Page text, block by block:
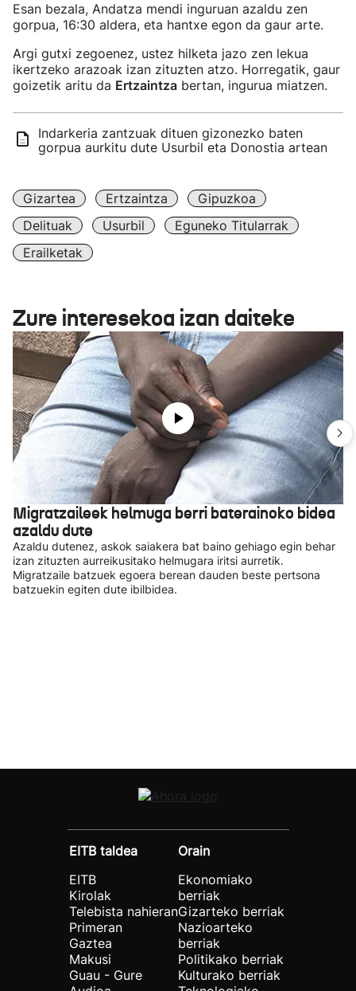
Esan bezala, Andatza mendi inguruan azaldu zen
gorpua, 16:30 aldera, eta hantxe egon da gaur arte.
Argi gutxi zegoenez, ustez hilketa jazo zen lekua
ikertzeko arazoak izan zituzten atzo. Horregatik, gaur
goizetik aritu da Ertzaintza bertan, ingurua miatzen.
Indarkeria zantzuak dituen gizonezko baten
gorpua aurkitu dute Usurbil eta Donostia artean
Gizartea Ertzaintza
Gipuzkoa
Delituak
Usurbil
Eguneko Titularrak
Erailketak
Zure interesekoa izan daiteke
Migratzaileek helmuga berri baterainoko bidea
azaldu dute
Azaldu dutenez, askok saiakera bat baino gehiago egin behar
izan zituzten aurreikusitako helmugara iritsi aurretik.
Migratzaile batzuek egoera berean dauden beste pertsona
batzuekin egiten dute ibilbidea.
EITB taldea
EITB
Kirolak
Telebista nahieran
Primeran
Gaztea
Makusi
Guau - Gure
Orain
Ekonomiako
berriak
Gizarteko berriak
Nazioarteko
berriak
Politikako berriak
Kulturako berriak